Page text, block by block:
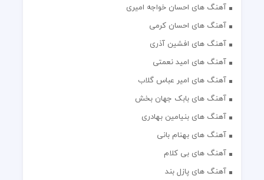
آهنگ های احسان خواجه امیری
آهنگ های احسان کرمی
آهنگ های افشین آذری
آهنگ های امید نعمتی
آهنگ های امیر عباس گلاب
آهنگ های بابک جهان بخش
آهنگ های بنیامین بهادری
آهنگ های بهنام بانی
آهنگ های بی کلام
آهنگ های پازل بند